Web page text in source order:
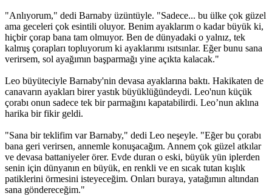
"Anlıyorum," dedi Barnaby üzüntüyle. "Sadece... bu ülke çok güzel
ama geceleri çok esintili oluyor. Benim ayaklarım o kadar büyük ki,
hiçbir çorap bana tam olmuyor. Ben de dünyadaki o yalnız, tek
kalmış çorapları topluyorum ki ayaklarımı ısıtsınlar. Eğer bunu sana
verirsem, sol ayağımın başparmağı yine açıkta kalacak."
Leo büyüteciyle Barnaby'nin devasa ayaklarına baktı. Hakikaten de
canavarın ayakları birer yastık büyüklüğündeydi. Leo'nun küçük
çorabı onun sadece tek bir parmağını kapatabilirdi. Leo’nun aklına
harika bir fikir geldi.
"Sana bir teklifim var Barnaby," dedi Leo neşeyle. "Eğer bu çorabı
bana geri verirsen, annemle konuşacağım. Annem çok güzel atkılar
ve devasa battaniyeler örer. Evde duran o eski, büyük yün iplerden
senin için dünyanın en büyük, en renkli ve en sıcak tutan kışlık
patiklerini örmesini isteyeceğim. Onları buraya, yatağımın altından
sana göndereceğim."